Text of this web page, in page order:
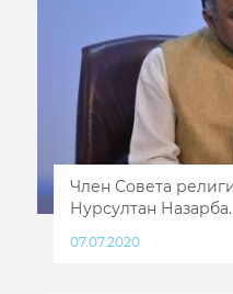
Член Совета
Нурсултан
07.07.2020